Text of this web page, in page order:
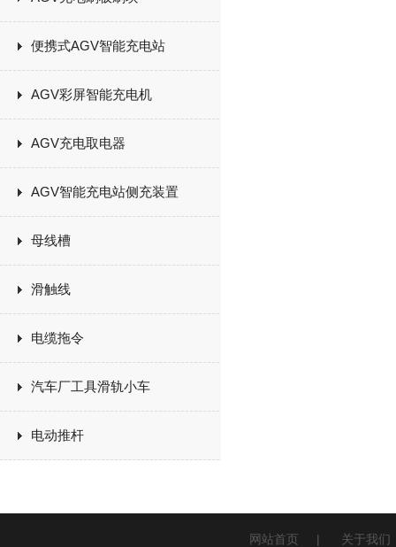
便携式AGV智能充电站
AGV彩屏智能充电机
AGV充电取电器
AGV智能充电站侧充装置
母线槽
滑触线
电缆拖令
汽车厂工具滑轨小车
电动推杆
网站首页 | 关于我们